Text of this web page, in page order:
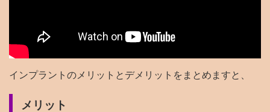
インプラントのメリットとデメリットをまとめますと、
メリット